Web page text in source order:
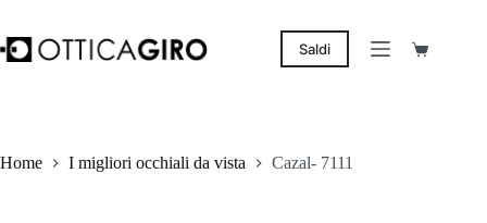
contenuto
Saldi Carrello
Home I migliori occhiali da vista Cazal- 7111